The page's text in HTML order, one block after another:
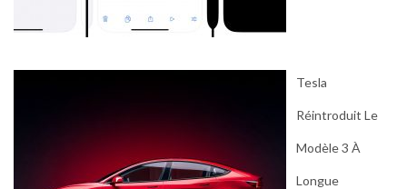
Tesla
Réintroduit Le
Modèle 3 À
Longue